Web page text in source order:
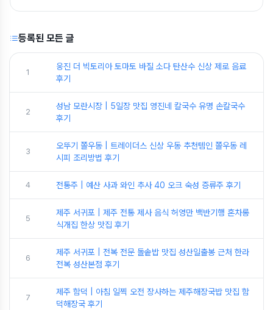
등록된 모든 글
1
웅진 더 빅토리아 토마토 바질 소다 탄산수 신상 제로 음료
후기
2
성남 모란시장 | 5일장 맛집 영진네 칼국수 유명 손칼국수
후기
3
오뚜기 쫄우동 | 트레이더스 신상 우동 추천템인 쫄우동 레
시피 조리방법 후기
4 전통주 | 예산 사과 와인 추사 40 오크 숙성 증류주 후기
5
제주 서귀포 | 제주 전통 제사 음식 허영만 백반기행 혼차롱
식개집 한상 맛집 후기
6
제주 서귀포 | 전복 전문 돌솥밥 맛집 성산일출봉 근처 한라
전복 성산본점 후기
7
제주 함덕 | 아침 일찍 오전 장사하는 제주해장국밥 맛집 함
덕해장국 후기